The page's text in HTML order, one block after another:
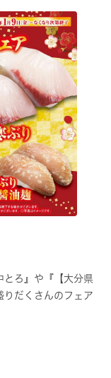
とろ』や『【大分県
りだくさんのフェア